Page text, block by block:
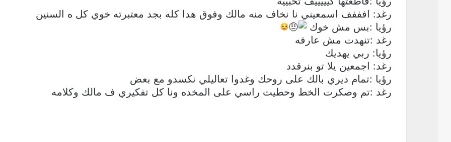
رغد: افففف اسمعيني نا نخاف منه مالك وفوق هدا كله بجد معتبرته خوي كل ه السنين
رؤيا :بس مش خوك
رغد :تنهدت مش عارفه
رؤيا: ربي يهديك
رغد: اجمعين يلا تو بنرقدد
رؤيا :تمام ديري بالك على روحك وغدوا تعاليلي نكسدو مع بعض
رغد :تم وصكرت الخط وحطيت راسي على المخده ونا كل تفكيري ف مالك وكلامه